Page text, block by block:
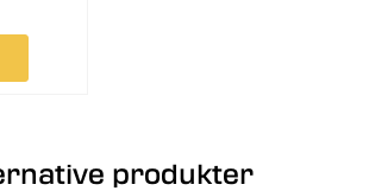
produkter